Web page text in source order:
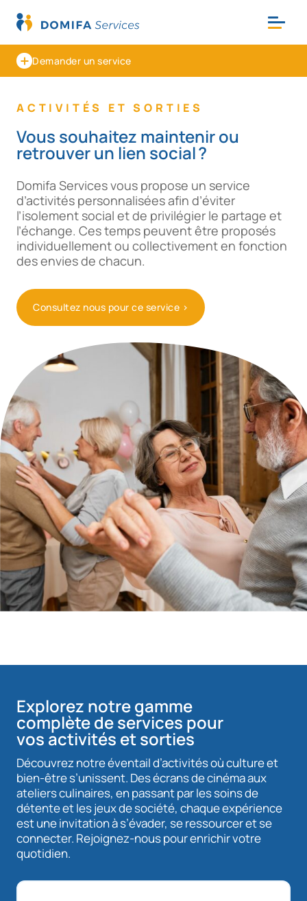
Demander un service
ACTIVITÉS ET SORTIES
Vous souhaitez maintenir ou
retrouver un lien social ?
Domifa Services vous propose un service
d’activités personnalisées afin d’éviter
l’isolement social et de privilégier le partage et
l’échange. Ces temps peuvent être proposés
individuellement ou collectivement en fonction
des envies de chacun.
Consultez nous pour ce service >
Explorez notre gamme
complète de services pour
vos activités et sorties
Découvrez notre éventail d’activités où culture et
bien-être s’unissent. Des écrans de cinéma aux
ateliers culinaires, en passant par les soins de
détente et les jeux de société, chaque expérience
est une invitation à s’évader, se ressourcer et se
connecter. Rejoignez-nous pour enrichir votre
quotidien.